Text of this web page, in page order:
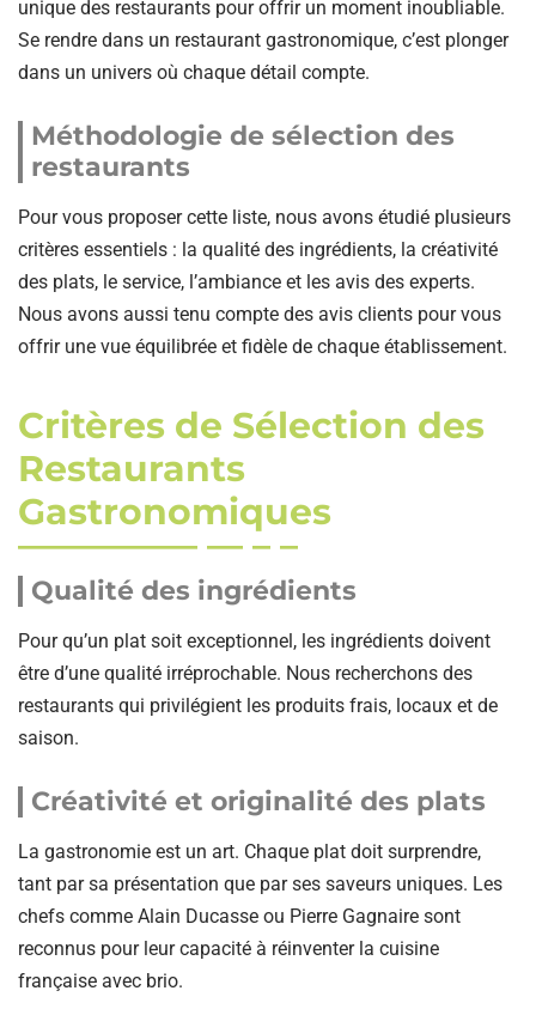
unique des restaurants pour offrir un moment inoubliable.
Se rendre dans un restaurant gastronomique, c’est plonger
dans un univers où chaque détail compte.
Méthodologie de sélection des
restaurants
Pour vous proposer cette liste, nous avons étudié plusieurs
critères essentiels : la qualité des ingrédients, la créativité
des plats, le service, l’ambiance et les avis des experts.
Nous avons aussi tenu compte des avis clients pour vous
offrir une vue équilibrée et fidèle de chaque établissement.
Critères de Sélection des
Restaurants
Gastronomiques
Qualité des ingrédients
Pour qu’un plat soit exceptionnel, les ingrédients doivent
être d’une qualité irréprochable. Nous recherchons des
restaurants qui privilégient les produits frais, locaux et de
saison.
Créativité et originalité des plats
La gastronomie est un art. Chaque plat doit surprendre,
tant par sa présentation que par ses saveurs uniques. Les
chefs comme Alain Ducasse ou Pierre Gagnaire sont
reconnus pour leur capacité à réinventer la cuisine
française avec brio.